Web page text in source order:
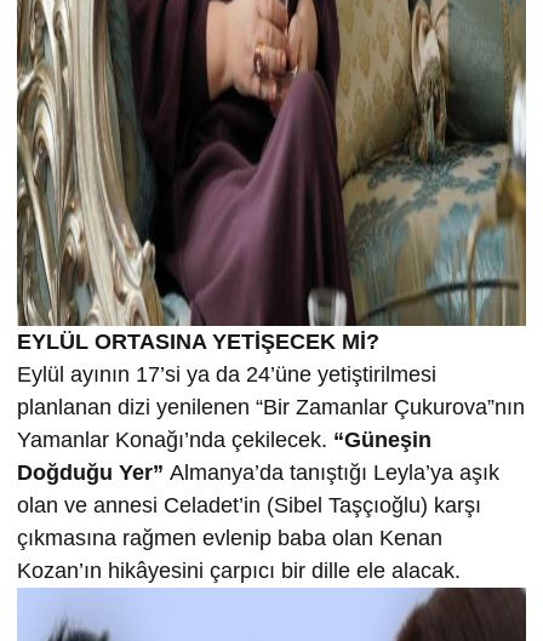
EYLÜL ORTASINA YETİŞECEK Mİ?
Eylül ayının 17’si ya da 24’üne yetiştirilmesi
planlanan dizi yenilenen “Bir Zamanlar Çukurova”nın
Yamanlar Konağı’nda çekilecek. “Güneşin
Doğduğu Yer” Almanya’da tanıştığı Leyla’ya aşık
olan ve annesi Celadet’in (Sibel Taşçıoğlu) karşı
çıkmasına rağmen evlenip baba olan Kenan
Kozan’ın hikâyesini çarpıcı bir dille ele alacak.